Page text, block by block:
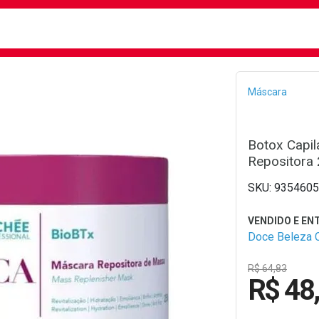
Máscara
Botox
Repositora
Doce Beleza
R$ 64,83
R$